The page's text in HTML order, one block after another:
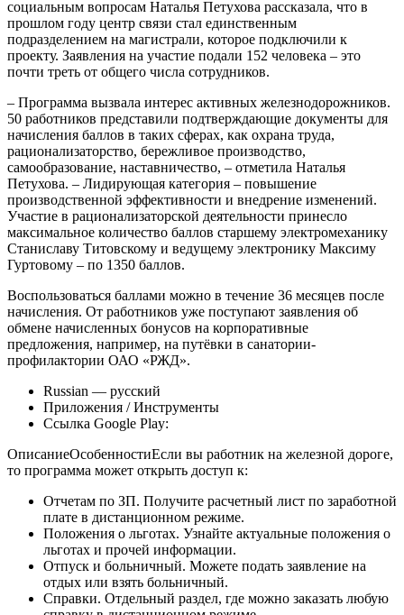
социальным вопросам Наталья Петухова рассказала, что в
прошлом году центр связи стал единственным
подразделением на магистрали, которое подключили к
проекту. Заявления на участие подали 152 человека – это
почти треть от общего числа сотрудников.
– Программа вызвала интерес активных железнодорожников.
50 работников представили подтверждающие документы для
начисления баллов в таких сферах, как охрана труда,
рационализаторство, бережливое производство,
самообразование, наставничество, – отметила Наталья
Петухова. – Лидирующая категория – повышение
производственной эффективности и внедрение изменений.
Участие в рационализаторской деятельности принесло
максимальное количество баллов старшему электромеханику
Станиславу Титовскому и ведущему электронику Максиму
Гуртовому – по 1350 баллов.
Воспользоваться баллами можно в течение 36 месяцев после
начисления. От работников уже поступают заявления об
обмене начисленных бонусов на корпоративные
предложения, например, на путёвки в санатории-
профилактории ОАО «РЖД».
Russian — русский
Приложения / Инструменты
Ссылка Google Play:
ОписаниеОсобенностиЕсли вы работник на железной дороге,
то программа может открыть доступ к:
Отчетам по ЗП. Получите расчетный лист по заработной
плате в дистанционном режиме.
Положения о льготах. Узнайте актуальные положения о
льготах и прочей информации.
Отпуск и больничный. Можете подать заявление на
отдых или взять больничный.
Справки. Отдельный раздел, где можно заказать любую